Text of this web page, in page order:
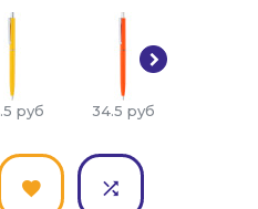
руб 34.5 руб